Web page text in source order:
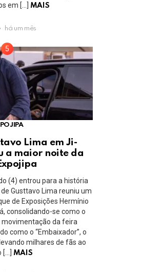
em […]
MAIS
há um mês
Lima em Ji-
a maior noite da
(4) entrou para a história
Gusttavo Lima reuniu um
de Exposições Hermínio
consolidando-se como o
da feira
como o “Embaixador”, o
milhares de fãs ao
[…]
MAIS